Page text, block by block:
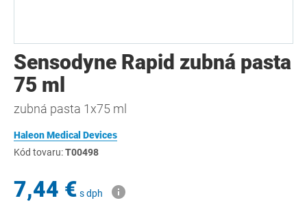
Sensodyne Rapid zubná pasta
75 ml
zubná pasta 1x75 ml
Haleon Medical Devices
Kód tovaru:T00498
7,44 € s dph